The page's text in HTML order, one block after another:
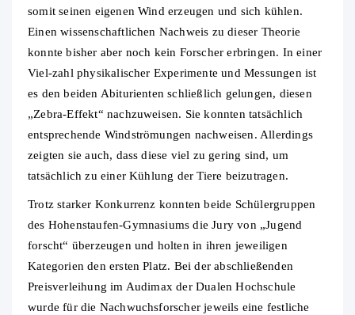
somit seinen eigenen Wind erzeugen und sich kühlen.
Einen wissenschaftlichen Nachweis zu dieser Theorie
konnte bisher aber noch kein Forscher erbringen. In einer
Viel-zahl physikalischer Experimente und Messungen ist
es den beiden Abiturienten schließlich gelungen, diesen
„Zebra-Effekt“ nachzuweisen. Sie konnten tatsächlich
entsprechende Windströmungen nachweisen. Allerdings
zeigten sie auch, dass diese viel zu gering sind, um
tatsächlich zu einer Kühlung der Tiere beizutragen.
Trotz starker Konkurrenz konnten beide Schülergruppen
des Hohenstaufen-Gymnasiums die Jury von „Jugend
forscht“ überzeugen und holten in ihren jeweiligen
Kategorien den ersten Platz. Bei der abschließenden
Preisverleihung im Audimax der Dualen Hochschule
wurde für die Nachwuchsforscher jeweils eine festliche